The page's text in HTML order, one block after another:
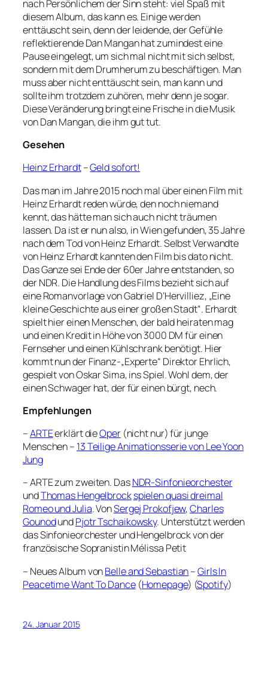
nach Persönlichem der Sinn steht: viel Spaß mit
diesem Album, das kann es. Einige werden
enttäuscht sein, denn der leidende, der Gefühle
reflektierende Dan Mangan hat zumindest eine
Pause eingelegt, um sich mal nicht mit sich selbst,
sondern mit dem Drumherum zu beschäftigen. Man
muss aber nicht enttäuscht sein, man kann und
sollte ihm trotzdem zuhören, mehr denn je sogar.
Diese Veränderung bringt eine Frische in die Musik
von Dan Mangan, die ihm gut tut.
Gesehen
Heinz Erhardt–Geld sofort!
Das man im Jahre 2015 noch mal über einen Film mit
Heinz Erhardt reden würde, den noch niemand
kennt, das hätte man sich auch nicht träumen
lassen. Da ist er nun also, in Wien gefunden, 35 Jahre
nach dem Tod von Heinz Erhardt. Selbst Verwandte
von Heinz Erhardt kannten den Film bis dato nicht.
Das Ganze sei Ende der 60er Jahre entstanden, so
der NDR. Die Handlung des Films bezieht sich auf
eine Romanvorlage von Gabriel D’Hervilliez, „Eine
kleine Geschichte aus einer großen Stadt“. Erhardt
spielt hier einen Menschen, der bald heiraten mag
und einen Kredit in Höhe von 3000 DM für einen
Fernseher und einen Kühlschrank benötigt. Hier
kommt nun der Finanz-„Experte“ Direktor Ehrlich,
gespielt von Oskar Sima, ins Spiel. Wohl dem, der
einen Schwager hat, der für einen bürgt, nech.
Empfehlungen
–ARTEerklärt dieOper(nicht nur) für junge
Menschen – 13 Teilige Animationsserie von Lee Yoon
Jung
– ARTE zum zweiten. DasNDR-Sinfonieorchester
undThomas Hengelbrockspielen quasi dreimal
Romeo und Julia. VonSergej Prokofjew,Charles
GounodundPjotr Tschaikowsky. Unterstützt werden
das Sinfonieorchester und Hengelbrock von der
französische Sopranistin Mélissa Petit
– Neues Album vonBelle and Sebastian–Girls In
Peacetime Want To Dance(Homepage) (Spotify)
24. Januar 2015